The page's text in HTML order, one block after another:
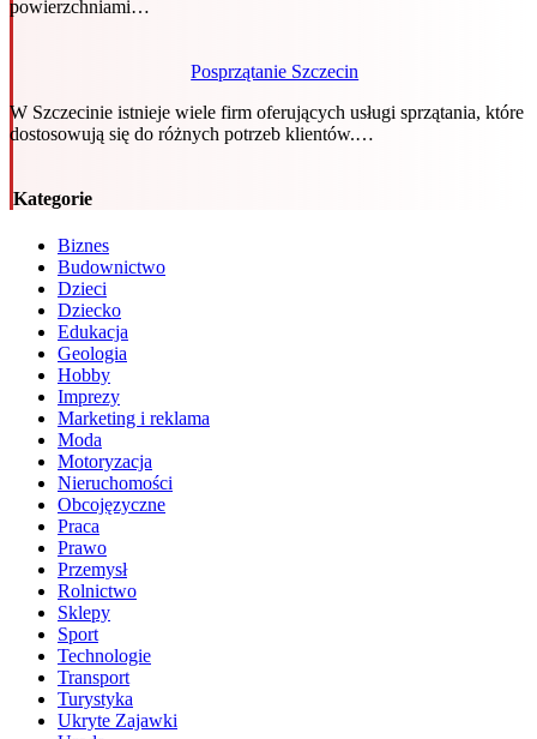
powierzchniami…
Posprzątanie Szczecin
W Szczecinie istnieje wiele firm oferujących usługi sprzątania, które
dostosowują się do różnych potrzeb klientów.…
Kategorie
Biznes
Budownictwo
Dzieci
Dziecko
Edukacja
Geologia
Hobby
Imprezy
Marketing i reklama
Moda
Motoryzacja
Nieruchomości
Obcojęzyczne
Praca
Prawo
Przemysł
Rolnictwo
Sklepy
Sport
Technologie
Transport
Turystyka
Ukryte Zajawki